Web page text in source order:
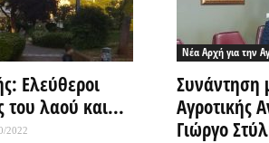
Ελεύθεροι
του λαού και...
2022
Νέα Αρχή για την
Συνάντηση
Αγροτικής
Γιώργο